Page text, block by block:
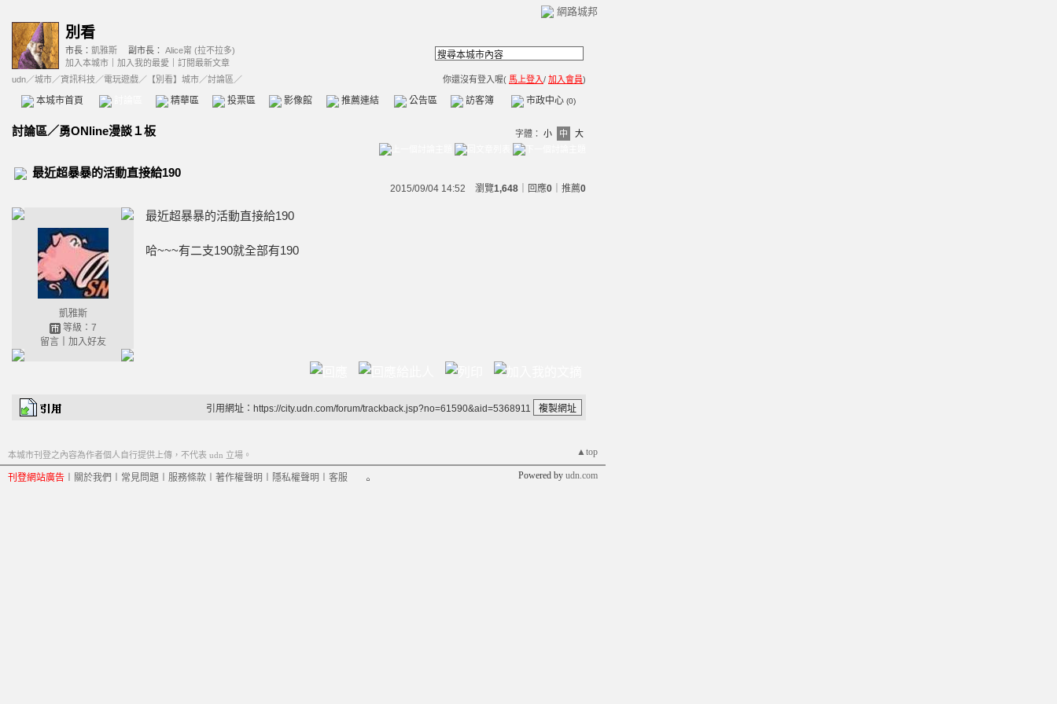
網路城邦
別看
市長： 凱雅斯 副市長： Alice甯 (拉不拉多)
加入本城市
加入我的最愛
訂閱最新文章
udn／城市／資訊科技 ／電玩遊戲／ 【別看】城市／討論區／ 你還沒有登入喔( 馬上登入/ 加入會員)
本城市首頁 精華區 投票區 影像館 推薦連結 公告區 訪客簿 市政中心 (0)
討論區／勇ONline漫談１板 字體： 小 中 大
最近超暴暴的活動直接給190
2015/09/04 14:52 瀏覽1,648 ｜回應0 推薦0
凱雅斯
等級：7
留言｜ 加入好友
最近超暴暴的活動直接給190
哈~~~有二支190就全部有190
引用網址：https://city.udn.com/forum/trackback.jsp?no=61590&aid=5368911
▲top
本城市刊登之內容為作者個人自行提供上傳，不代表 udn 立場。
刊登網站廣告 關於我們 常見問題 服務條款 著作權聲明 隱私權聲明 客服 Powered by udn.com